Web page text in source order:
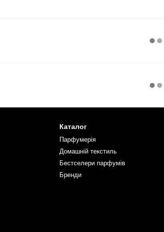
Каталог
Парфумерія
Домашній текстиль
Бестселери парфумів
Бренди